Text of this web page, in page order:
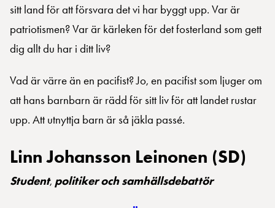
sitt land för att försvara det vi har byggt upp. Var är
patriotismen? Var är kärleken för det fosterland som gett
dig allt du har i ditt liv?
Vad är värre än en pacifist? Jo, en pacifist som ljuger om
att hans barnbarn är rädd för sitt liv för att landet rustar
upp. Att utnyttja barn är så jäkla passé.
Linn Johansson Leinonen (SD)
Student, politiker och samhällsdebattör